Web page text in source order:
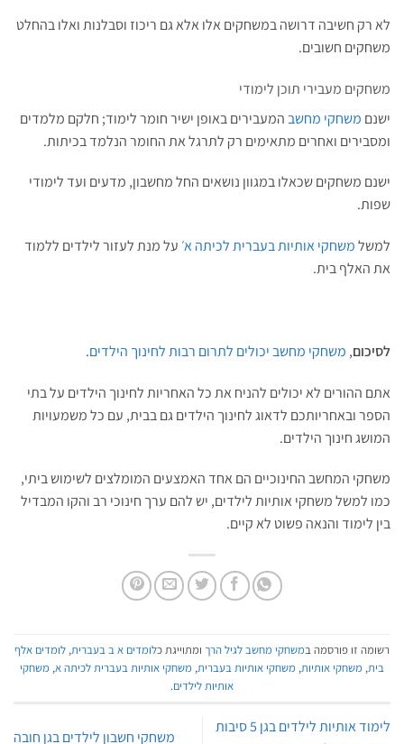
לא רק חשיבה דרושה במשחקים אלו אלא גם ריכוז וסבלנות ואלו בהחלט
משחקים חשובים.
משחקים מעבירי תוכן לימודי
ישנם משחקי מחשבהמעבירים באופן ישיר חומר לימוד; חלקם מלמדים
ומסבירים ואחרים מתאימים רק לתרגל את החומר הנלמד בכיתות.
ישנם משחקים שכאלו במגוון נושאים החל מחשבון, מדעים ועד לימודי
שפות.
למשלמשחקי אותיות בעברית לכיתה א׳ על מנת לעזור לילדים ללמוד
את האלף בית.
לסיכום, משחקי מחשב יכולים לתרום רבות לחינוך הילדים.
אתם ההורים לא יכולים להניח את כל האחריות לחינוך הילדים על בתי
הספר ובאחריותכם לדאוג לחינוך הילדים גם בבית, עם כל משמעויות
המושג חינוך הילדים.
משחקי המחשב החינוכיים הם אחד האמצעים המומלצים לשימוש ביתי,
כמו למשל משחקי אותיות לילדים, יש להם ערך חינוכי רב והקו המבדיל
בין לימוד והנאה פשוט לא קיים.
רשומה זו פורסמה במשחקי מחשב לגיל הרך ומתוייגת כלומדים א ב בעברית, לומדים אלף
בית, משחקי אותיות, משחקי אותיות בעברית, משחקי אותיות בעברית לכיתה א, משחקי
אותיות לילדים.
לימוד אותיות לילדים בגן 5 סיבות
משחקי חשבון לילדים בגן חובה